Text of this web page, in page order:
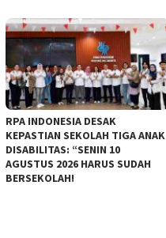
RPA INDONESIA DESAK
KEPASTIAN SEKOLAH TIGA ANAK
DISABILITAS: “SENIN 10
AGUSTUS 2026 HARUS SUDAH
BERSEKOLAH!